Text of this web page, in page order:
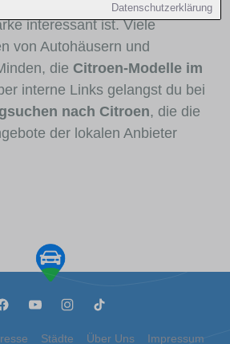
Datenschutzerklärung
interessant ist. Viele
von Autohäusern und
die Citroen-Modelle im
interne Links gelangst du bei
nach Citroen, die die
der lokalen Anbieter
Städte Über Uns Impressum